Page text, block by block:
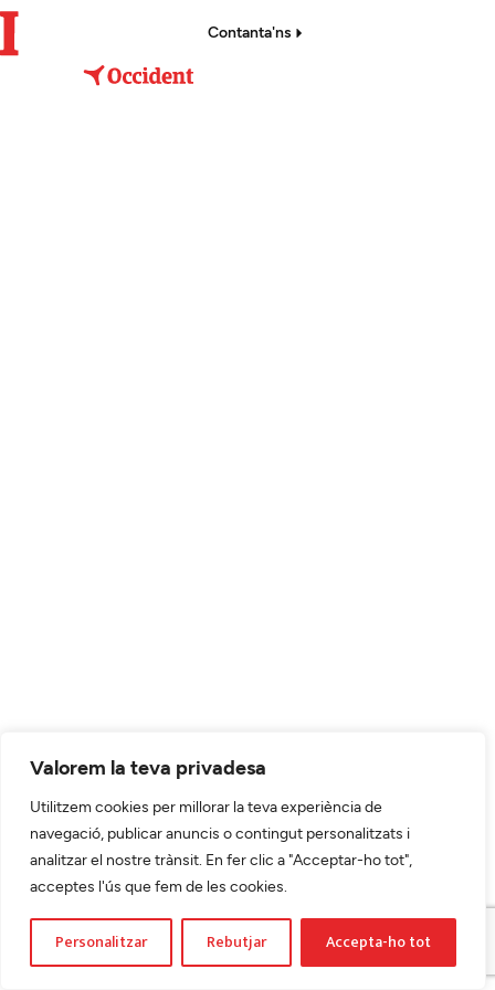
Valorem la teva privadesa
Utilitzem cookies per millorar la teva experiència de
navegació, publicar anuncis o contingut personalitzats i
analitzar el nostre trànsit. En fer clic a "Acceptar-ho tot",
acceptes l'ús que fem de les cookies.
Personalitzar Rebutjar Accepta-ho tot
Contanta'ns